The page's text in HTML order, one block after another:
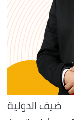
ضيف الدولية